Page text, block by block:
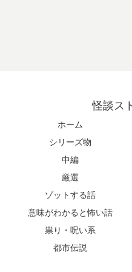
怪談ス
ホーム
シリーズ物
中編
厳選
ゾットする話
意味がわかると怖い話
祟り・呪い系
都市伝説